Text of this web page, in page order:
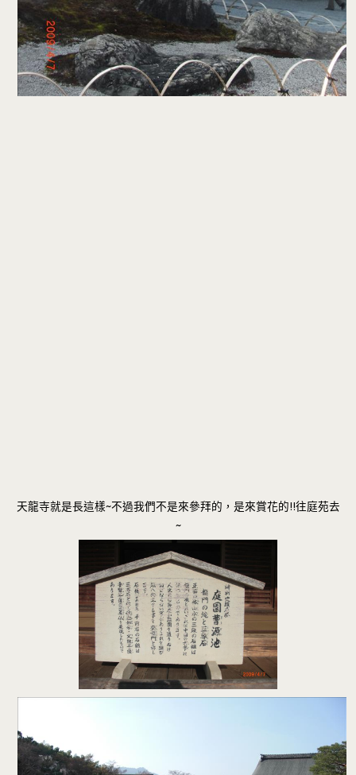
天龍寺就是長這樣~不過我們不是來參拜的，是來賞花的!!往庭苑去
~